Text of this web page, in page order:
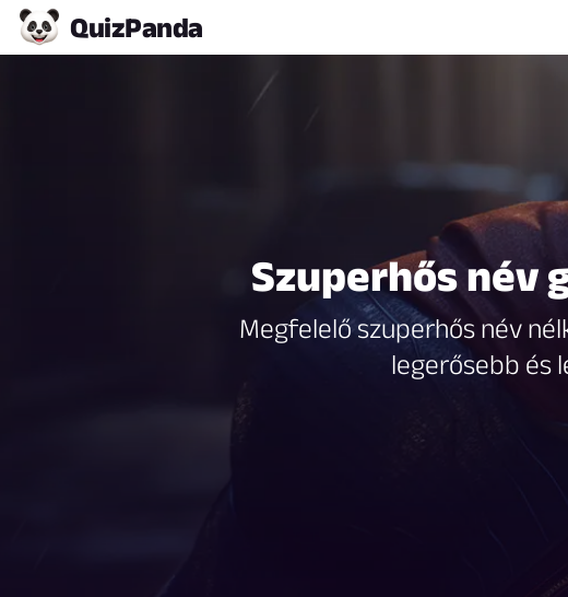
QuizPanda
Szuperhős név
Megfelelő szuperhős név
legerősebb és